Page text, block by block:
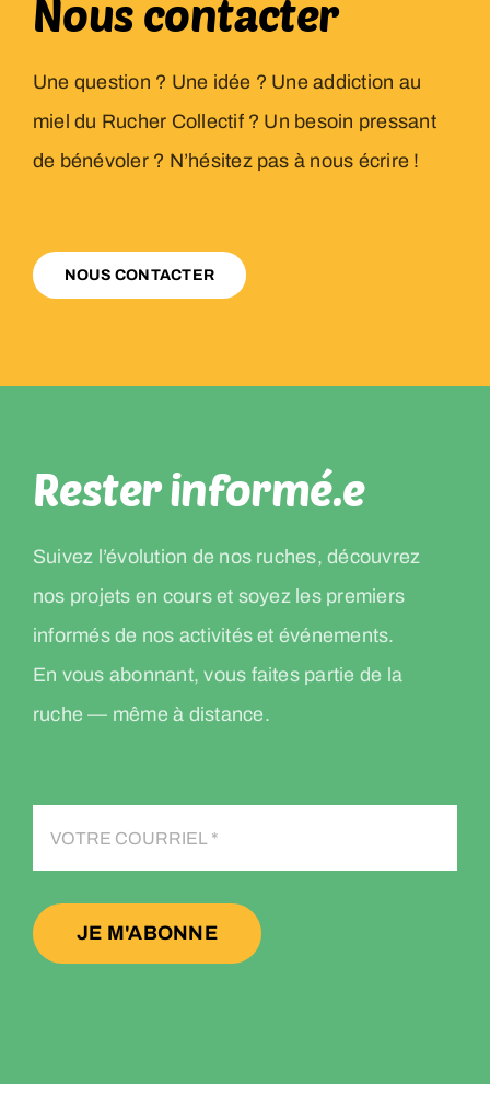
Nous contacter
Une question ? Une idée ? Une addiction au
miel du Rucher Collectif ? Un besoin pressant
de bénévoler ? N’hésitez pas à nous écrire !
NOUS CONTACTER
Rester informé.e
Suivez l’évolution de nos ruches, découvrez
nos projets en cours et soyez les premiers
informés de nos activités et événements.
En vous abonnant, vous faites partie de la
ruche — même à distance.
JE M'ABONNE